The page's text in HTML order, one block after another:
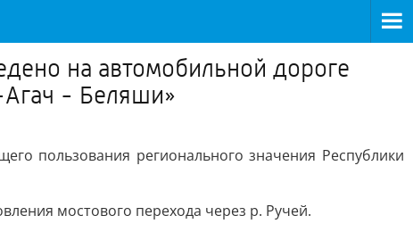
на автомобильной дороге
Агач - Беляши»
пользования регионального значения Республики
мостового перехода через р. Ручей.